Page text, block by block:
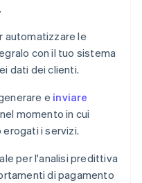
automatizzare le
con il tuo sistema
dati dei clienti.
e inviare
momento in cui
i servizi.
per l'analisi predittiva
di pagamento